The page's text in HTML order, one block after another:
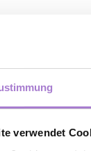
verwendet